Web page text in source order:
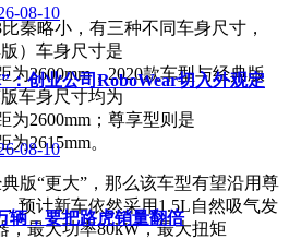
秦略小，有三种不同车身尺寸，
）车身尺寸是
为2600mm，2020款车型与经典版
车身尺寸均为
为2600mm；尊享型则是
为2615mm。
版“更大”，那么该车型有望沿用尊
预计新车依然采用1.5L自然吸气发
，最大功率80kW，最大扭矩
08-10
：创业公司RoboWear切入外观定
08-10
辆，要把路虎销量翻倍